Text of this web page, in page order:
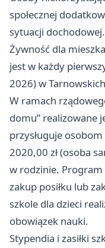
społecznej
sytuacji dochodowej.
Żywność dla
jest w każdy
2026) w
W ramach
domu” realizowane
przysługuje
2020,00 zł (osoba
w rodzinie. Program
zakup posiłku lub
szkole dla dzieci
obowiązek nauki.
Stypendia i zasiłki